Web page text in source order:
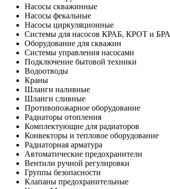
Насосы скважинные
Насосы фекальные
Насосы циркуляционные
Системы для насосов КРАБ, КРОТ и БРА
Оборудование для скважин
Системы управления насосами
Подключение бытовой техники
Водоотводы
Краны
Шланги наливные
Шланги сливные
Противопожарное оборудование
Радиаторы отопления
Комплектующие для радиаторов
Конвекторы и тепловое оборудование
Радиаторная арматура
Автоматические предохранители
Вентили ручной регулировки
Группы безопасности
Клапаны предохранительные